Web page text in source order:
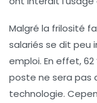
Malgré la frilosité
salariés se dit peu
emploi. En effet,
poste ne sera
technologie.